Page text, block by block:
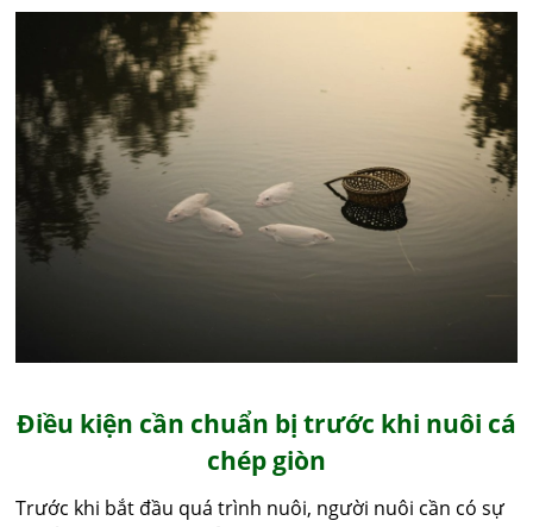
Điều kiện cần chuẩn bị trước khi nuôi cá
chép giòn
Trước khi bắt đầu quá trình nuôi, người nuôi cần có sự